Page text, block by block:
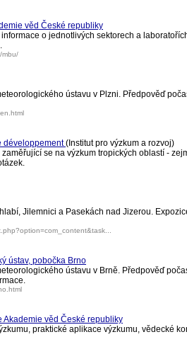
věd České republiky
o jednotlivých sektorech a
mbu/
ústavu v Plzni. Předpověď
développement(Institut pro výzkum a rozvoj)
zaměřující se na výzkum tropických oblastí -
Jilemnici a Pasekách nad Jizerou.
ústav, pobočka Brno
ústavu v Brně. Předpověď
Akademie věd České republiky
praktické aplikace výzkumu, vědecké